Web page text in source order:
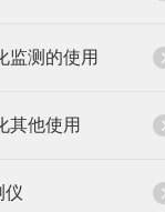
监测的使用
其他使用
仪